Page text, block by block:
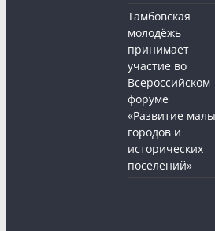
Тамбовская
молодёжь
принимает
участие во
Всероссийском
форуме
«Развитие
городов и
исторических
поселений»